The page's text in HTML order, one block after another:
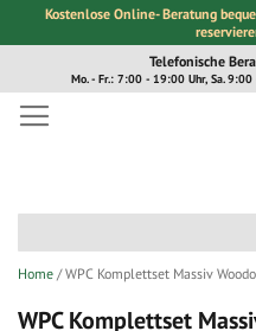
Kostenlose Online- Beratung
Inhalt
Telefonische
Mo. - Fr.: 7:00 - 19:00 Uhr, Sa.
Home WPC Komplettset Massiv
WPC Komplettset